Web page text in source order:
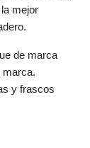
mejor
de marca
marca.
y frascos